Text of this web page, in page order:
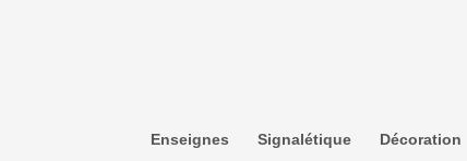
Enseignes Signalétique Décoration